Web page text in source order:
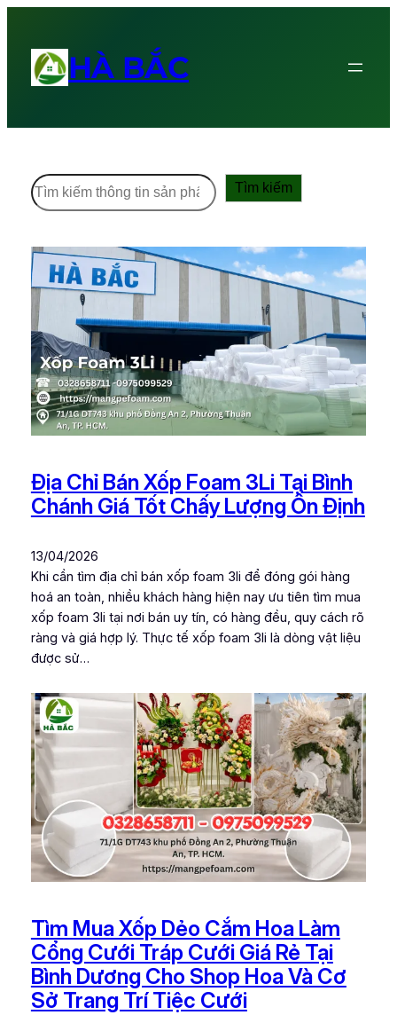
HÀ BẮC
Tìm
kiếm
Tìm kiếm
Địa Chỉ Bán Xốp Foam 3Li Tại Bình
Chánh Giá Tốt Chấy Lượng Ổn Định
13/04/2026
Khi cần tìm địa chỉ bán xốp foam 3li để đóng gói hàng
hoá an toàn, nhiều khách hàng hiện nay ưu tiên tìm mua
xốp foam 3li tại nơi bán uy tín, có hàng đều, quy cách rõ
ràng và giá hợp lý. Thực tế xốp foam 3li là dòng vật liệu
được sử…
Tìm Mua Xốp Dẻo Cắm Hoa Làm
Cổng Cưới Tráp Cưới Giá Rẻ Tại
Bình Dương Cho Shop Hoa Và Cơ
Sở Trang Trí Tiệc Cưới